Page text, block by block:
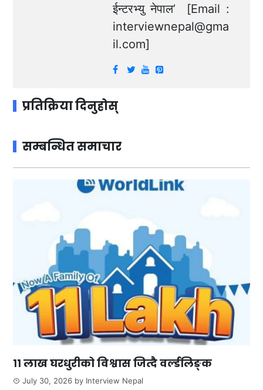
ईन्टरभ्यु नेपाल’ [Email :
interviewnepal@gma
il.com]
प्रतिक्रिया दिनुहोस्
सम्बन्धित समाचार
११ लाख घरधुरीको विश्वास जित्दै वर्ल्डलिङ्क
July 30, 2026 by Interview Nepal